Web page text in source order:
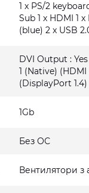
1 x PS/2
Sub 1 x HDMI 1
(blue) 2 x USB
DVI Output :
1 (Native)
(DisplayPort 1.4)
1Gb
Без ОС
Вентилятори з